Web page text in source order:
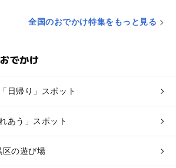
全国のおでかけ特集をもっと見る
でかけ
日帰り」スポット
あう」スポット
区の遊び場